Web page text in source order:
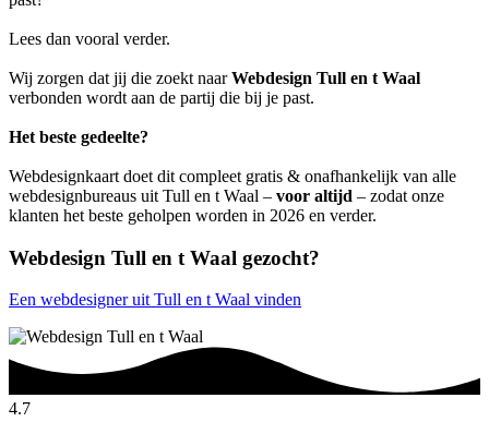
Lees dan vooral verder.
Wij zorgen dat jij die zoekt naarWebdesign Tull en t Waal
verbonden wordt aan de partij die bij je past.
Het beste gedeelte?
Webdesignkaart doet dit compleet gratis & onafhankelijk van alle
webdesignbureaus uit Tull en t Waal – voor altijd – zodat onze
klanten het beste geholpen worden in 2026 en verder.
Webdesign Tull en t Waal gezocht?
Een webdesigner uit Tull en t Waal vinden
4.7